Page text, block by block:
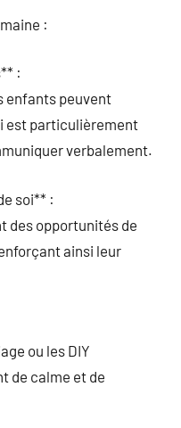
:
:
enfants peuvent
est particulièrement
verbalement.
soi** :
des opportunités de
ainsi leur
ou les DIY
de calme et de